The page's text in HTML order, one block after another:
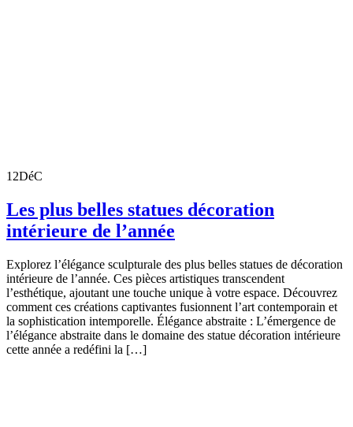
12DéC
Les plus belles statues décoration
intérieure de l’année
Explorez l’élégance sculpturale des plus belles statues de décoration
intérieure de l’année. Ces pièces artistiques transcendent
l’esthétique, ajoutant une touche unique à votre espace. Découvrez
comment ces créations captivantes fusionnent l’art contemporain et
la sophistication intemporelle. Élégance abstraite : L’émergence de
l’élégance abstraite dans le domaine des statue décoration intérieure
cette année a redéfini la […]